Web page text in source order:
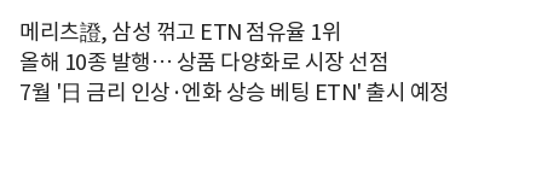
메리츠證, 삼성 꺾고 ETN 점유율 1위
올해 10종 발행… 상품 다양화로 시장 선점
7월 '日 금리 인상·엔화 상승 베팅 ETN' 출시 예정